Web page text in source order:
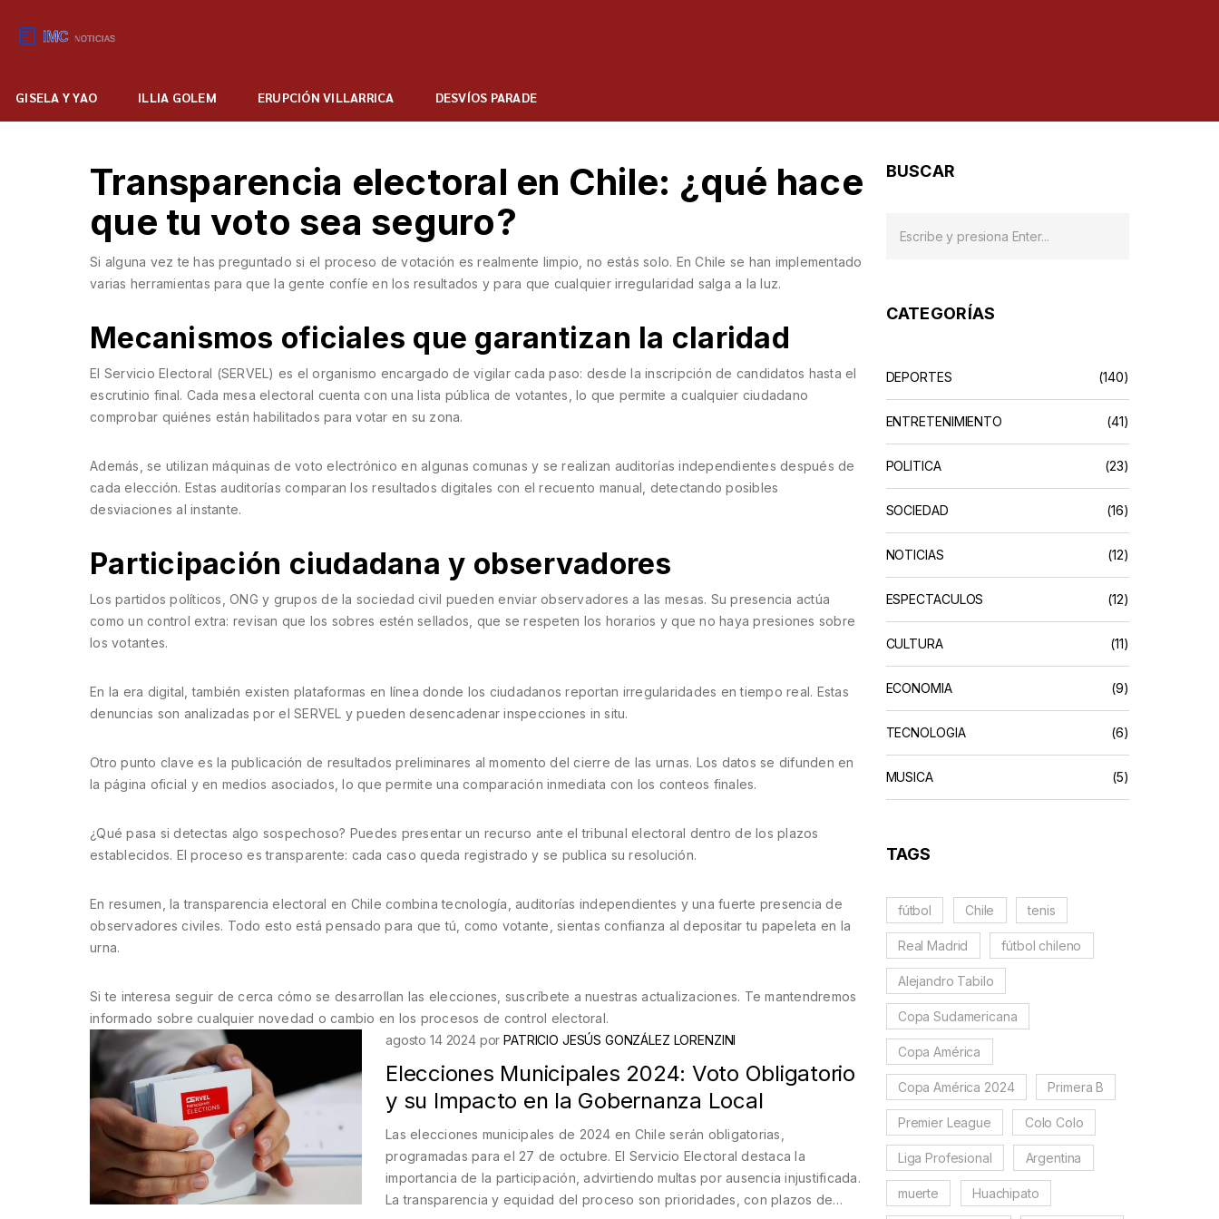
GISELA Y YAO ILLIA GOLEM ERUPCIÓN VILLARRICA DESVÍOS PARADE
Transparencia electoral en Chile: ¿qué hace
que tu voto sea seguro?
Si alguna vez te has preguntado si el proceso de votación es realmente limpio, no estás solo. En Chile se han implementado
varias herramientas para que la gente confíe en los resultados y para que cualquier irregularidad salga a la luz.
Mecanismos oficiales que garantizan la claridad
El Servicio Electoral (SERVEL) es el organismo encargado de vigilar cada paso: desde la inscripción de candidatos hasta el
escrutinio final. Cada mesa electoral cuenta con una lista pública de votantes, lo que permite a cualquier ciudadano
comprobar quiénes están habilitados para votar en su zona.
Además, se utilizan máquinas de voto electrónico en algunas comunas y se realizan auditorías independientes después de
cada elección. Estas auditorías comparan los resultados digitales con el recuento manual, detectando posibles
desviaciones al instante.
Participación ciudadana y observadores
Los partidos políticos, ONG y grupos de la sociedad civil pueden enviar observadores a las mesas. Su presencia actúa
como un control extra: revisan que los sobres estén sellados, que se respeten los horarios y que no haya presiones sobre
los votantes.
En la era digital, también existen plataformas en línea donde los ciudadanos reportan irregularidades en tiempo real. Estas
denuncias son analizadas por el SERVEL y pueden desencadenar inspecciones in situ.
Otro punto clave es la publicación de resultados preliminares al momento del cierre de las urnas. Los datos se difunden en
la página oficial y en medios asociados, lo que permite una comparación inmediata con los conteos finales.
¿Qué pasa si detectas algo sospechoso? Puedes presentar un recurso ante el tribunal electoral dentro de los plazos
establecidos. El proceso es transparente: cada caso queda registrado y se publica su resolución.
En resumen, la transparencia electoral en Chile combina tecnología, auditorías independientes y una fuerte presencia de
observadores civiles. Todo esto está pensado para que tú, como votante, sientas confianza al depositar tu papeleta en la
urna.
Si te interesa seguir de cerca cómo se desarrollan las elecciones, suscríbete a nuestras actualizaciones. Te mantendremos
informado sobre cualquier novedad o cambio en los procesos de control electoral.
agosto 14 2024 porPATRICIO JESÚS GONZÁLEZ LORENZINI
Elecciones Municipales 2024: Voto Obligatorio
y su Impacto en la Gobernanza Local
Las elecciones municipales de 2024 en Chile serán obligatorias,
programadas para el 27 de octubre. El Servicio Electoral destaca la
importancia de la participación, advirtiendo multas por ausencia injustificada.
La transparencia y equidad del proceso son prioridades, con plazos de
BUSCAR
CATEGORÍAS
DEPORTES (140)
ENTRETENIMIENTO (41)
POLÍTICA (23)
SOCIEDAD (16)
NOTICIAS (12)
ESPECTACULOS (12)
CULTURA (11)
ECONOMIA (9)
TECNOLOGIA (6)
MUSICA (5)
TAGS
fútbol Chile tenis
Real Madrid fútbol chileno
Alejandro Tabilo
Copa Sudamericana
Copa América
Copa América 2024 Primera B
Premier League Colo Colo
Liga Profesional Argentina
muerte Huachipato